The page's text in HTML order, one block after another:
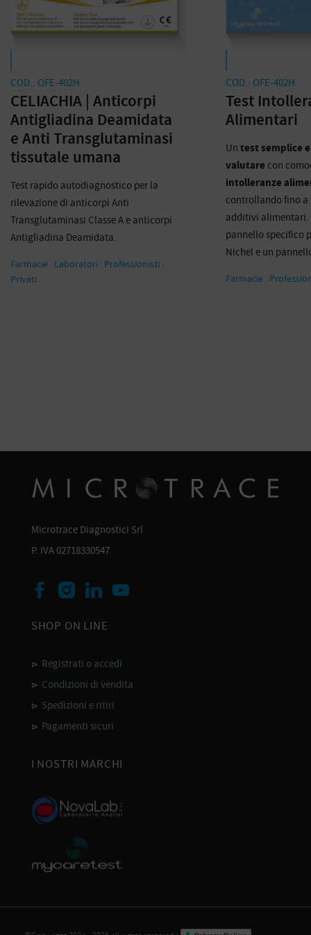
COD.: OFE-402H
CELIACHIA | Anticorpi
Antigliadina Deamidata
e Anti Transglutaminasi
tissutale umana
Test rapido autodiagnostico per la
rilevazione di anticorpi Anti
Transglutaminasi Classe A e anticorpi
Antigliadina Deamidata.
Farmacie Laboratori Professionisti
Privati
COD.: OFE-402H
Test
Alimentari
Untest semplice
valutare con
intolleranze
controllando fino a
additivi alimentari.
pannello specifico
Nichel e un
Farmacie
Microtrace Diagnostici Srl
P. IVA 02718330547
SHOP ON LINE
Registrati o accedi
Condizioni di vendita
Spedizioni e ritiri
Pagamenti sicuri
I NOSTRI MARCHI